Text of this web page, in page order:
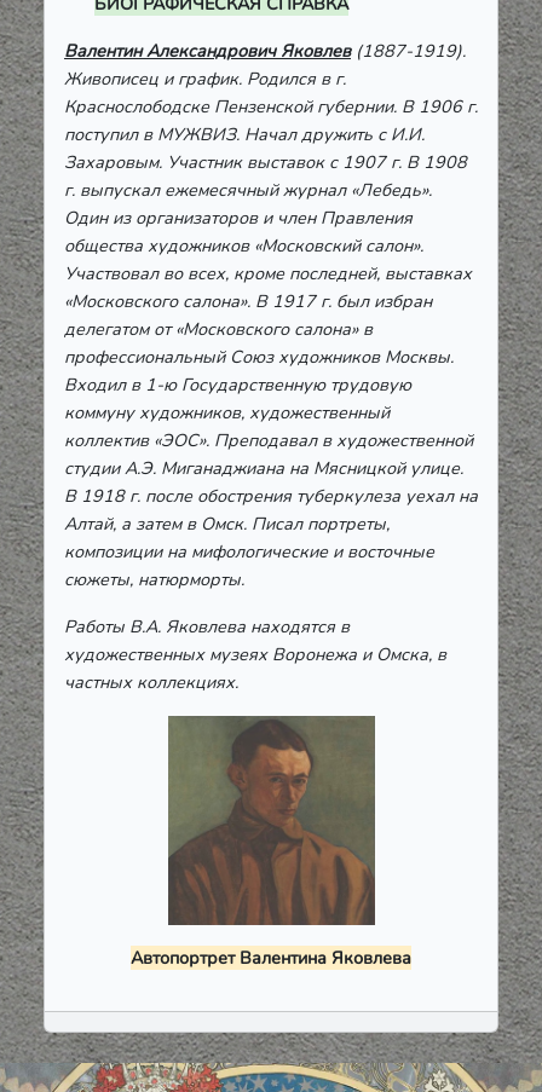
Валентин Александрович Яковлев(1887-1919).
Живописец и график. Родился в г.
Краснослободске Пензенской губернии. В 1906 г.
поступил в МУЖВИЗ. Начал дружить с И.И.
Захаровым. Участник выставок с 1907 г. В 1908
г. выпускал ежемесячный журнал «Лебедь».
Один из организаторов и член Правления
общества художников «Московский салон».
Участвовал во всех, кроме последней, выставках
«Московского салона». В 1917 г. был избран
делегатом от «Московского салона» в
профессиональный Союз художников Москвы.
Входил в 1-ю Государственную трудовую
коммуну художников, художественный
коллектив «ЭОС». Преподавал в художественной
студии А.Э. Миганаджиана на Мясницкой улице.
В 1918 г. после обострения туберкулеза уехал на
Алтай, а затем в Омск. Писал портреты,
композиции на мифологические и восточные
сюжеты, натюрморты.
Работы В.А. Яковлева находятся в
художественных музеях Воронежа и Омска, в
частных коллекциях.
Автопортрет Валентина Яковлева